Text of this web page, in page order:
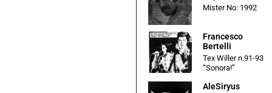
Mister No: 1992
Francesco
Bertelli
Tex Willer n.91-93
“Sonora!”
AleSiryus